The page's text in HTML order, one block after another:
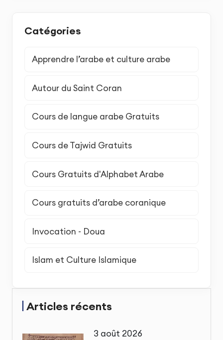
Catégories
Apprendre l’arabe et culture arabe
Autour du Saint Coran
Cours de langue arabe Gratuits
Cours de Tajwid Gratuits
Cours Gratuits d'Alphabet Arabe
Cours gratuits d’arabe coranique
Invocation - Doua
Islam et Culture Islamique
Articles récents
3 août 2026